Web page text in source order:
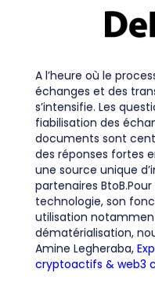
A l’heure où le
échanges et des
s’intensifie. Les
fiabilisation des
documents sont
des réponses fortes
une source unique
partenaires
technologie, son
utilisation
dématérialisation,
Amine Legheraba,
cryptoactifs & web3